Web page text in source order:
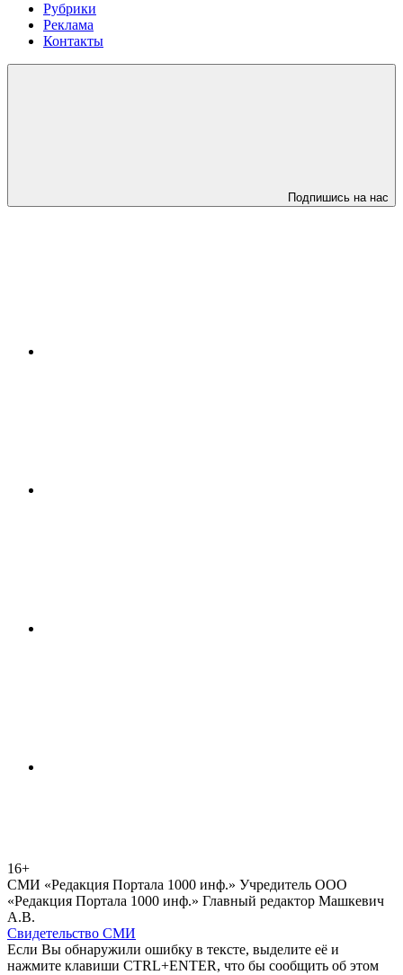
Рубрики
Реклама
Контакты
Подпишись на нас
16+
СМИ «Редакция Портала 1000 инф.» Учредитель ООО
«Редакция Портала 1000 инф.» Главный редактор Машкевич
А.В.
Свидетельство СМИ
Если Вы обнаружили ошибку в тексте, выделите её и
нажмите клавиши CTRL+ENTER, что бы сообщить об этом